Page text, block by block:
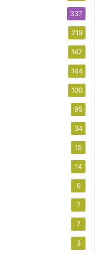
337
219
147
144
100
95
34
15
14
9
7
7
3